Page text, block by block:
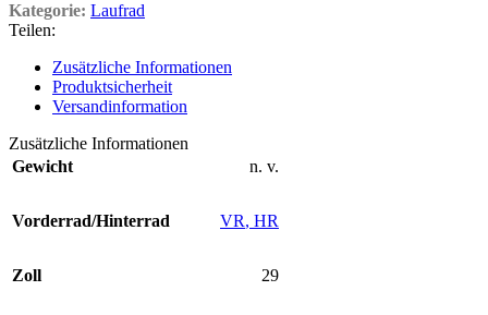
Kategorie: Laufrad
Teilen:
Zusätzliche Informationen
Produktsicherheit
Versandinformation
Zusätzliche Informationen
Gewicht
n. v.
Vorderrad/Hinterrad VR, HR
Zoll 29